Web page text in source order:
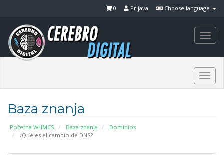
Choose language
Prijava
0
Baza znanja
Početna WHMCS Baza znanja
Dominios
¿Qué es el cambio de DNS?